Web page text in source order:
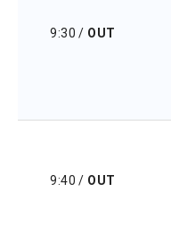
9:30 / OUT
9:40 / OUT